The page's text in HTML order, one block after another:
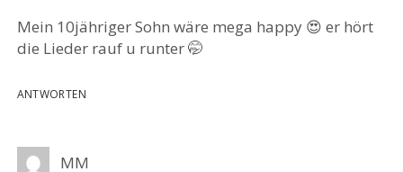
Mein 10jähriger Sohn wäre mega happy 😍 er hört
die Lieder rauf u runter 🤭
ANTWORTEN
MM